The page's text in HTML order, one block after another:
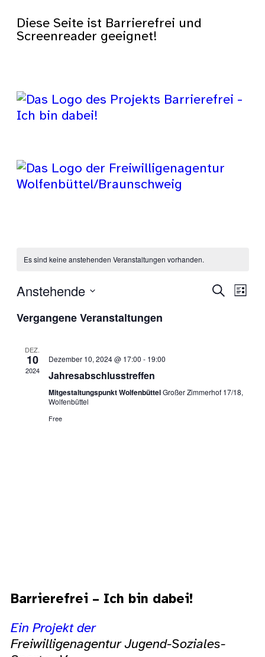
Diese Seite ist Barrierefrei und
Screenreader geeignet!
Es sind keine anstehenden Veranstaltungen vorhanden.
SucheListe
Anstehende
wählen.
Vergangene Veranstaltungen
DEZ.
10
2024
Dezember 10, 2024 @ 17:00 - 19:00
Jahresabschlusstreffen
Mitgestaltungspunkt WolfenbüttelGroßer Zimmerhof 17/18,
Wolfenbüttel
Free
Barrierefrei – Ich bin dabei!
Ein Projekt der
Freiwilligenagentur Jugend-Soziales-